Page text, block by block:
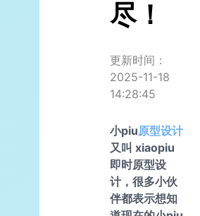
尽！
更新时间：
2025-11-18
14:28:45
小piu原型设计
又叫 xiaopiu
即时原型设
计，很多小伙
伴都表示想知